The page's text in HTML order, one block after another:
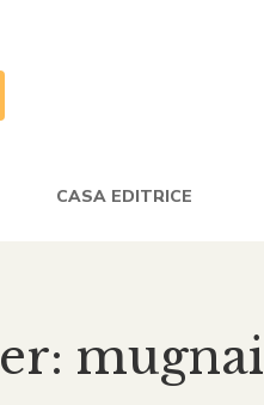
CASA EDITRICE
mugnai